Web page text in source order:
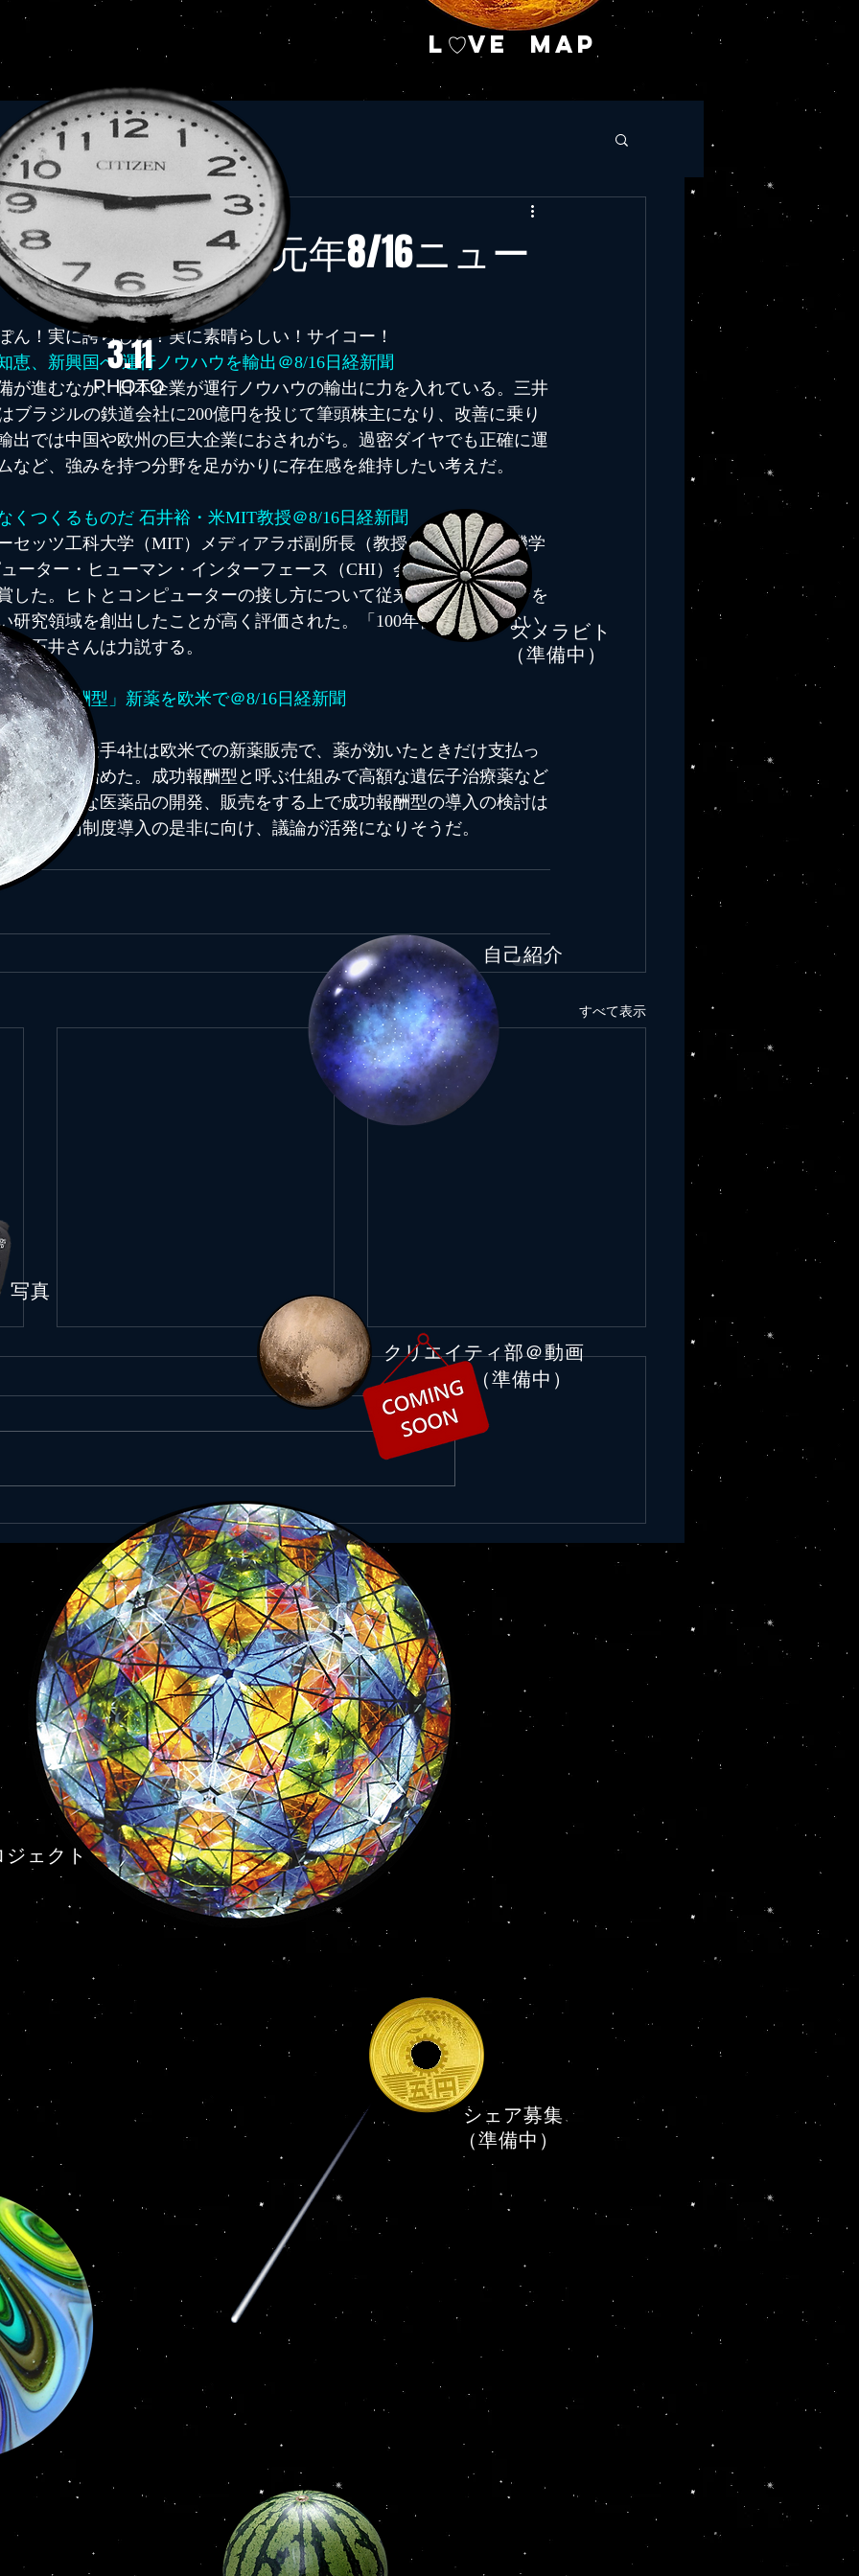
L♡VE MAP
PHOTO
3.11
スメラビト
​（準備中）
​自己紹介
​写真
​クリエイティ部＠動画
（準備中）
ジェクト
シェア募集
（準備中）
ブログ３６５
っぽん！令和元年8/16ニュー
年8月16日 読了時間: 2分
ん！実に誇らしい！実に素晴らしい！サイコー！
恵、新興国へ 運行ノウハウを輸出＠8/16日経新聞
が進むなか、日本企業が運行ノウハウの輸出に力を入れている。三井
ブラジルの鉄道会社に200億円を投じて筆頭株主になり、改善に乗り
出では中国や欧州の巨大企業におされがち。過密ダイヤでも正確に運
など、強みを持つ分野を足がかりに存在感を維持したい考えだ。
くつくるものだ 石井裕・米MIT教授＠8/16日経新聞
セッツ工科大学（MIT）メディアラボ副所長（教授）が米国計算機学
ーター・ヒューマン・インターフェース（CHI）会議で最も著名な
した。ヒトとコンピューターの接し方について従来にないビジョンを
研究領域を創出したことが高く評価された。「100年後にも廃れない
と石井さんは力説する。
成功報酬型」新薬を欧米で＠8/16日経新聞
内の製薬大手4社は欧米での新薬販売で、薬が効いたときだけ支払っ
や検討を始めた。成功報酬型と呼ぶ仕組みで高額な遺伝子治療薬など
で革新的な医薬品の開発、販売をする上で成功報酬型の導入の検討は
本でも同制度導入の是非に向け、議論が活発になりそうだ。
すべて表示
ピカイチにっぽん！令和元年
大統領と皇居・宮殿「竹の間」で
会見された。2019年は日本とコソ
ボの外交関係樹立10周年にあた
る。サチ大統領は首相として来日
した14年にも、皇太子...
ピカイチにっぽん！令和元年
9/13ニュース
今日もサイコーにっぽん！実に素
晴らしい！誇らしい！偉大すぎ
究センターは９日、作物の光合成
をリアルタイムで計測できるシス
テムを開発したと発表した。生産
者が活用できるシステム開発の...